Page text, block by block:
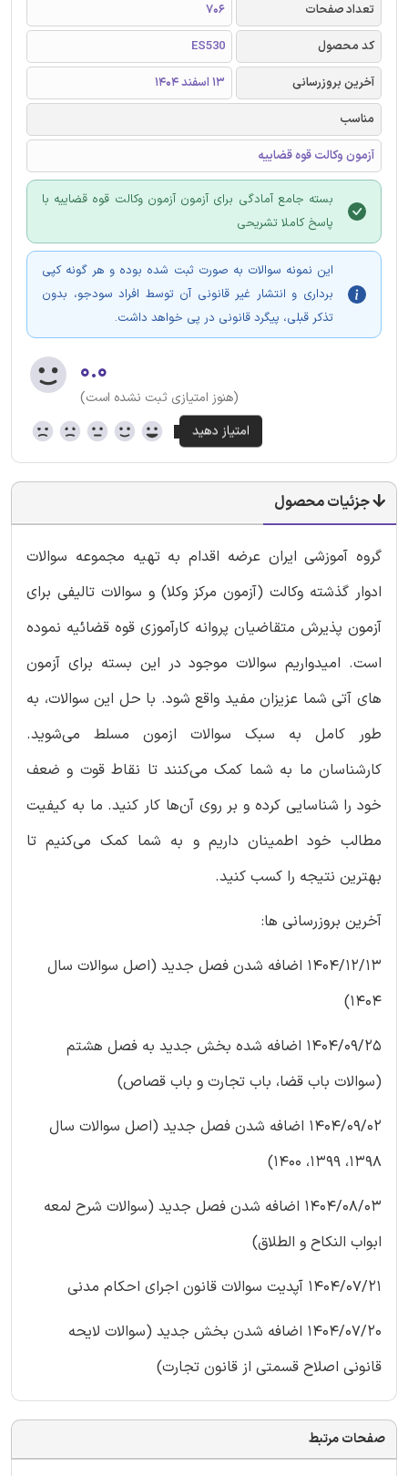
تعداد صفحات
706
کد محصول
ES530
آخرین بروزرسانی
13 اسفند 1404
مناسب
آزمون وکالت قوه قضاییه
بسته جامع آمادگی برای آزمون آزمون وکالت قوه قضاییه با
پاسخ کاملا تشریحی
این نمونه سوالات به صورت ثبت شده بوده و هر گونه کپی
برداری و انتشار غیر قانونی آن توسط افراد سودجو، بدون
تذکر قبلی، پیگرد قانونی در پی خواهد داشت.
۰.۰
(هنوز امتیازی ثبت نشده است)
جزئیات محصول
گروه آموزشی ایران عرضه اقدام به تهیه مجموعه سوالات
ادوار گذشته وکالت (آزمون مرکز وکلا) و سوالات تالیفی برای
آزمون پذیرش متقاضیان پروانه کارآموزی قوه قضائیه نموده
است. امیدواریم سوالات موجود در این بسته برای آزمون
های آتی شما عزیزان مفید واقع شود. با حل این سوالات، به
طور کامل به سبک سوالات ازمون مسلط می‌شوید.
کارشناسان ما به شما کمک می‌کنند تا نقاط قوت و ضعف
خود را شناسایی کرده و بر روی آن‌ها کار کنید. ما به کیفیت
مطالب خود اطمینان داریم و به شما کمک می‌کنیم تا
بهترین نتیجه را کسب کنید.
آخرین بروزرسانی ها:
1404/12/13 اضافه شدن فصل جدید (اصل سوالات سال
1404)
1404/09/25 اضافه شده بخش جدید به فصل هشتم
(سوالات باب قضا، باب تجارت و باب قصاص)
1404/09/02 اضافه شدن فصل جدید (اصل سوالات سال
1398، 1399، 1400)
1404/08/03 اضافه شدن فصل جدید (سوالات شرح لمعه
ابواب النکاح و الطلاق)
1404/07/21 آپدیت سوالات قانون اجرای احکام مدنی
1404/07/20 اضافه شدن بخش جدید (سوالات لایحه
قانونی اصلاح قسمتی از قانون تجارت)
صفحات مرتبط